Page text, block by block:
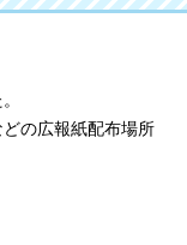
の広報紙配布場所